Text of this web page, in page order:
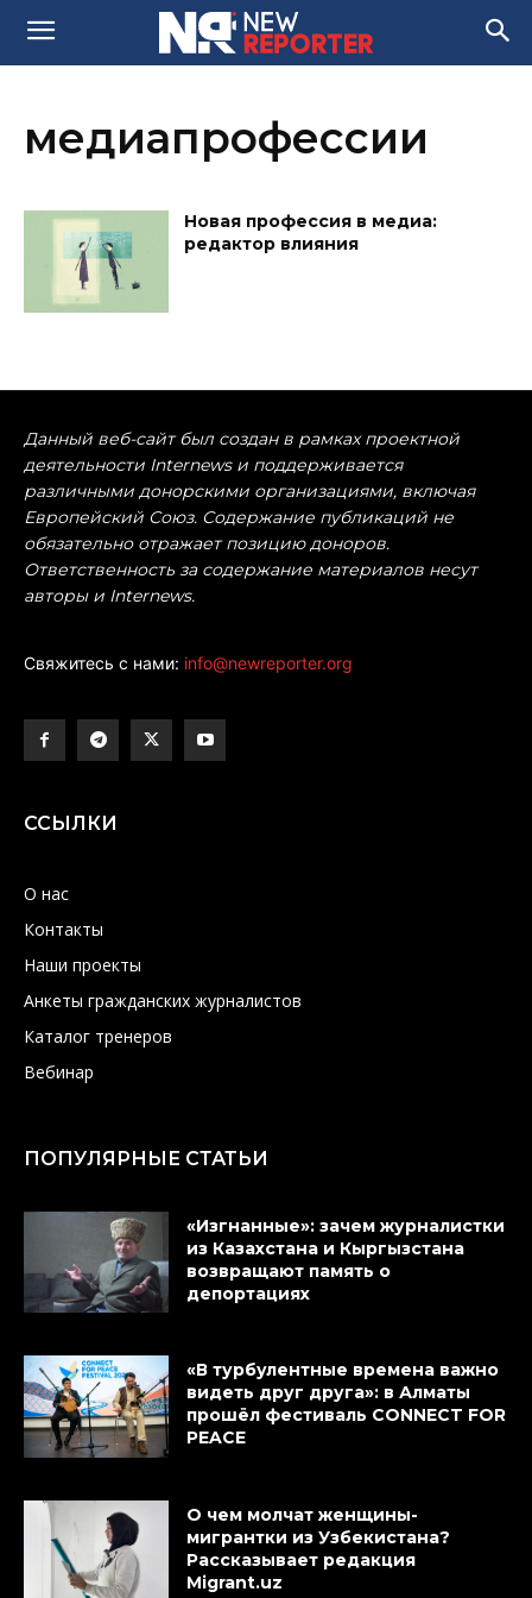
медиапрофессии
Новая профессия в медиа:
редактор влияния
Данный веб-сайт был создан в рамках проектной
деятельности Internews и поддерживается
различными донорскими организациями, включая
Европейский Союз. Содержание публикаций не
обязательно отражает позицию доноров.
Ответственность за содержание материалов несут
авторы и Internews.
Свяжитесь с нами: info@newreporter.org
ССЫЛКИ
О нас
Контакты
Наши проекты
Анкеты гражданских журналистов
Каталог тренеров
Вебинар
ПОПУЛЯРНЫЕ СТАТЬИ
«Изгнанные»: зачем журналистки
из Казахстана и Кыргызстана
возвращают память о
депортациях
«В турбулентные времена важно
видеть друг друга»: в Алматы
прошёл фестиваль CONNECT FOR
PEACE
О чем молчат женщины-
мигрантки из Узбекистана?
Рассказывает редакция
Migrant.uz